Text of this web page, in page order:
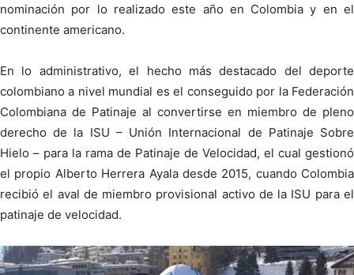
nominación por lo realizado este año en Colombia y en el
continente americano.
En lo administrativo, el hecho más destacado del deporte
colombiano a nivel mundial es el conseguido por la Federación
Colombiana de Patinaje al convertirse en miembro de pleno
derecho de la ISU – Unión Internacional de Patinaje Sobre
Hielo – para la rama de Patinaje de Velocidad, el cual gestionó
el propio Alberto Herrera Ayala desde 2015, cuando Colombia
recibió el aval de miembro provisional activo de la ISU para el
patinaje de velocidad.